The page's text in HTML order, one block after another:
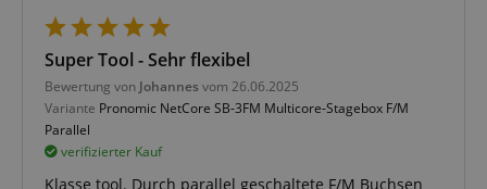
Super Tool - Sehr flexibel
Bewertung von Johannes vom 26.06.2025
Variante Pronomic NetCore SB-3FM Multicore-Stagebox F/M
Parallel
verifizierter Kauf
Klasse tool. Durch parallel geschaltete F/M Buchsen
Cookie
Domain
Laufzeit
91347
assistant for